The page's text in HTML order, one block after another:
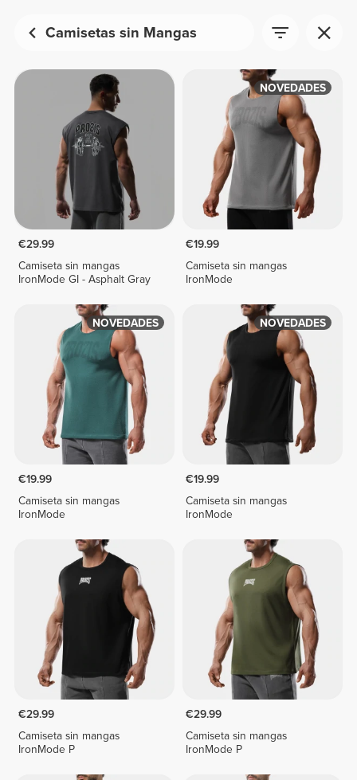
Camisetas sin Mangas
€29.99
Camiseta sin mangas
IronMode GI - Asphalt Gray
NOVEDADES
€19.99
Camiseta sin mangas
IronMode
NOVEDADES
€19.99
Camiseta sin mangas
IronMode
NOVEDADES
€19.99
Camiseta sin mangas
IronMode
€29.99
Camiseta sin mangas
IronMode P
€29.99
Camiseta sin mangas
IronMode P